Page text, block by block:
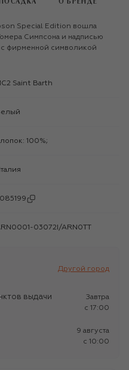
О БРЕНДЕ
Special Edition вошла
Симпсона и надписью
фирменной символикой
MC2 Saint Barth
Белый
Хлопок: 100%;
Италия
ARN0001-03072I/ARN0TT
Другой город
выдачи
Завтра
c 17:00
9 августа
c 10:00